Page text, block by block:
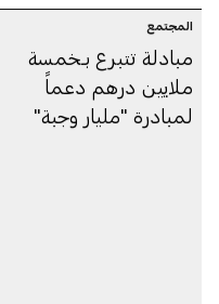
المجتمع
مبادلة تتبرع بـخمسة
ملايين درهم دعماً
لمبادرة "مليار وجبة"